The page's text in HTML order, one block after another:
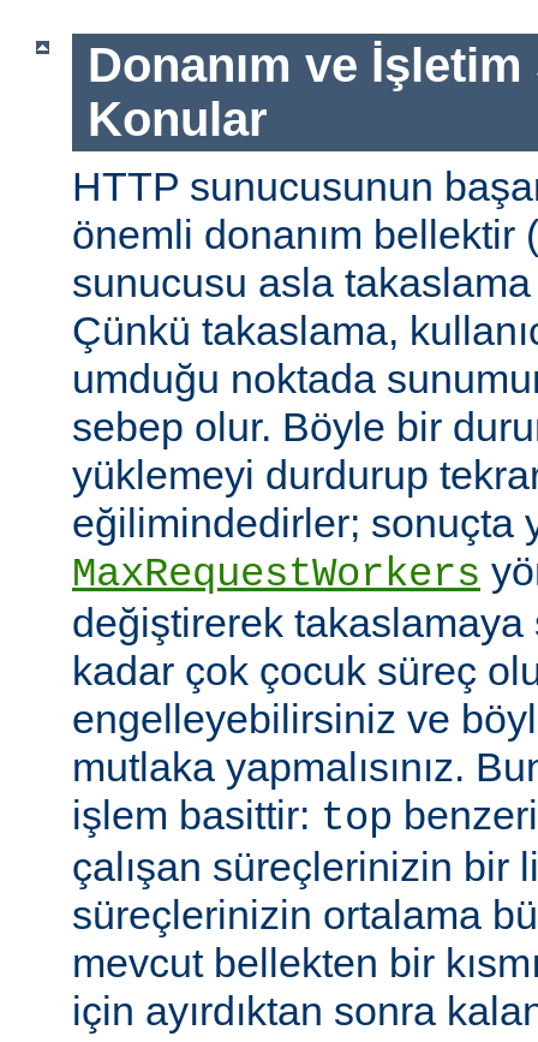
Donanım ve
Konular
HTTP sunucusunun
önemli donanım bellektir
sunucusu asla takaslama
Çünkü takaslama,
umduğu noktada
sebep olur. Böyle bir
yüklemeyi durdurup
eğilimindedirler; sonuçta
MaxRequestWorkers
değiştirerek
kadar çok çocuk süreç
engelleyebilirsiniz ve
mutlaka yapmalısınız.
işlem basittir: top
çalışan süreçlerinizin bir
süreçlerinizin ortalama
mevcut bellekten bir
için ayırdıktan sonra